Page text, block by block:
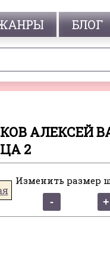
БЛОГ
АЛЕКСЕЙ
2
Изменить размер